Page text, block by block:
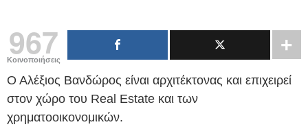
967
Κοινοποιήσεις
Ο Αλέξιος Βανδώρος είναι αρχιτέκτονας και επιχειρεί
στον χώρο του Real Estate και των
χρηματοοικονομικών.